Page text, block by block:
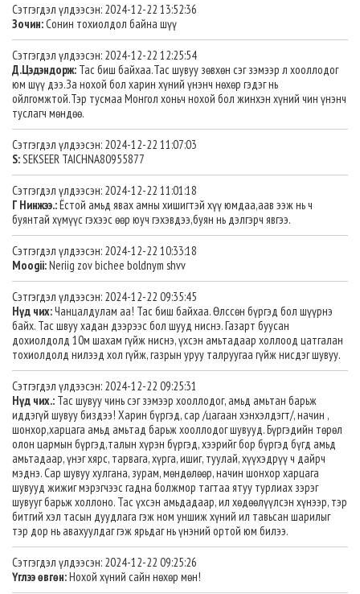
Сэтгэгдэл үлдээсэн: 2024-12-22 13:52:36
Зочин:Сонин тохиолдол байна шүү
Сэтгэгдэл үлдээсэн: 2024-12-22 12:25:54
Д.Цэдэндорж: Тас биш байхаа.Тас шувуу зөвхөн сэг зэмээр л хооллодог
юм шүү дээ.За нохой бол харин хүний үнэнч нөхөр гэдэг нь
ойлгомжтой.Тэр тусмаа Монгол хоньч нохой бол жинхэн хүний чин үнэнч
туслагч мөндөө.
Сэтгэгдэл үлдээсэн: 2024-12-22 11:07:03
S:SEKSEER TAICHNA80955877
Сэтгэгдэл үлдээсэн: 2024-12-22 11:01:18
Г Нинжээ.:Ёстой амьд явах амны хишигтэй хүү юмдаа,аав ээж нь ч
буянтай хүмүүс гэхээс өөр юуч гэхэвдээ,буян нь дэлгэрч явгээ.
Сэтгэгдэл үлдээсэн: 2024-12-22 10:33:18
Moogii:Neriig zov bichee boldnym shvv
Сэтгэгдэл үлдээсэн: 2024-12-22 09:35:45
Нүд чих:Чанцалдулам аа! Тас биш байхаа. Өлссөн бүргэд бол шүүрнэ
байх. Тас швуу хадан дээрээс бол шууд ниснэ. Газарт буусан
дохиолдолд 10м шахам гүйж ниснэ, үхсэн амьтадаар холлоод цатгалан
тохиолдолд нилээд хол гүйж, газрын уруу талруугаа гүйж нисдэг шувуу.
Сэтгэгдэл үлдээсэн: 2024-12-22 09:25:31
Нүд чих.: Тас шувуу чинь сэг зэмээр хооллодог, амьд амьтан барьж
иддэгүй шувуу биздээ! Харин бүргэд, сар /цагаан хэнхэлдэгт/, начин ,
шонхор,харцага амьд амьтад барьж хооллодог шувууд. Бүргэдийн төрөл
олон цармын бүргэд,талын хүрэн бүргэд, хээрийг бор бүргэд бүгд амьд
амьтадаар, үнэг хярс, тарвага, хүрга, ишиг, туулай, хүүхэдрүү ч дайрч
мэднэ. Сар шувуу хулгана, зурам, мөндөлөөр, начин шонхор харцага
шувууд жижиг мэрэгчээс гадна болжмор тагтаа ятуу турлиах зэрэг
шувууг барьж холлоно. Тас үхсэн амьдадаар, ил хөдөөлүүлсэн хүнээр, тэр
битгий хэл тасын дуудлага гэж ном уншиж хүний ил тавьсан шарилыг
тэр дор нь авахуулдаг гэж ярьдаг нь үнэний ортой юм билээ.
Сэтгэгдэл үлдээсэн: 2024-12-22 09:25:26
Үглээ өвгөн:Нохой хүний сайн нөхөр мөн!